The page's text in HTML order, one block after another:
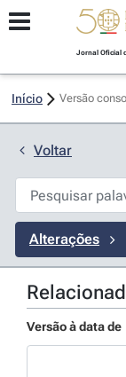
Jornal Oficial
Início Versão
Voltar
Alterações
Versão à data de